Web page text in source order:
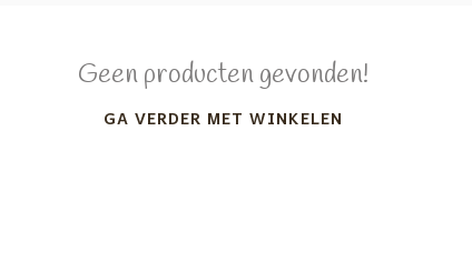
Geen producten gevonden!
GA VERDER MET WINKELEN